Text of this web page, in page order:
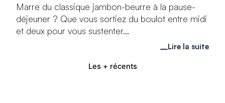
Les + récents
Marre du classique jambon-beurre à la pause-
déjeuner ? Que vous sortiez du boulot entre midi
et deux pour vous sustenter...
Lire la suite